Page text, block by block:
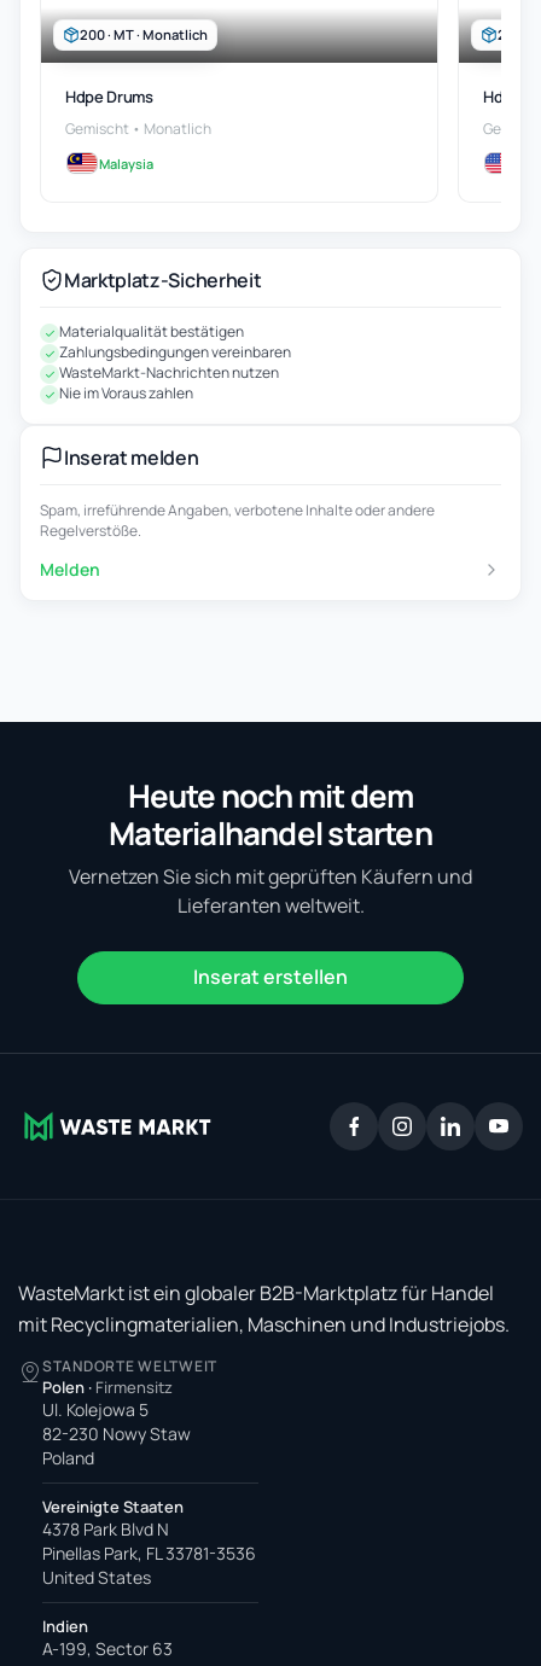
200 · MT · Monatlich
Hdpe Drums
Gemischt • Monatlich
Malaysia
Hdpe
Marktplatz-Sicherheit
Materialqualität bestätigen
Zahlungsbedingungen vereinbaren
WasteMarkt-Nachrichten nutzen
Nie im Voraus zahlen
Inserat melden
Spam, irreführende Angaben, verbotene Inhalte oder andere
Regelverstöße.
Melden
Heute noch mit dem
Materialhandel starten
Vernetzen Sie sich mit geprüften Käufern und
Lieferanten weltweit.
Inserat erstellen
WasteMarkt ist ein globaler B2B-Marktplatz für Handel
mit Recyclingmaterialien, Maschinen und Industriejobs.
STANDORTE WELTWEIT
Polen · Firmensitz
Ul. Kolejowa 5
82-230 Nowy Staw
Poland
Vereinigte Staaten
4378 Park Blvd N
Pinellas Park, FL 33781-3536
United States
Indien
A-199, Sector 63